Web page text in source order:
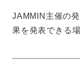
JAMMIN主催の
果を発表できる